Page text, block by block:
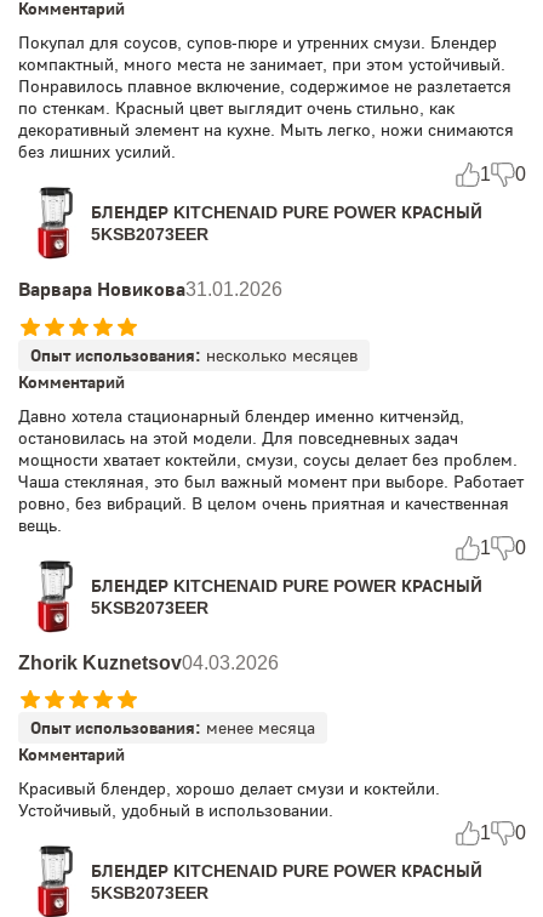
Комментарий
Покупал для соусов, супов-пюре и утренних смузи. Блендер
компактный, много места не занимает, при этом устойчивый.
Понравилось плавное включение, содержимое не разлетается
по стенкам. Красный цвет выглядит очень стильно, как
декоративный элемент на кухне. Мыть легко, ножи снимаются
без лишних усилий.
1 0
БЛЕНДЕР KITCHENAID PURE POWER КРАСНЫЙ
5KSB2073EER
Варвара Новикова31.01.2026
Опыт использования: несколько месяцев
Комментарий
Давно хотела стационарный блендер именно китченэйд,
остановилась на этой модели. Для повседневных задач
мощности хватает коктейли, смузи, соусы делает без проблем.
Чаша стекляная, это был важный момент при выборе. Работает
ровно, без вибраций. В целом очень приятная и качественная
вещь.
1 0
БЛЕНДЕР KITCHENAID PURE POWER КРАСНЫЙ
5KSB2073EER
Zhorik Kuznetsov04.03.2026
Опыт использования: менее месяца
Комментарий
Красивый блендер, хорошо делает смузи и коктейли.
Устойчивый, удобный в использовании.
1 0
БЛЕНДЕР KITCHENAID PURE POWER КРАСНЫЙ
5KSB2073EER